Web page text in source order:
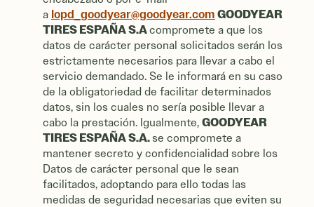
a lopd_goodyear@goodyear.com GOODYEAR
TIRES ESPAÑA S.Acompromete a que los
datos de carácter personal solicitados serán los
estrictamente necesarios para llevar a cabo el
servicio demandado. Se le informará en su caso
de la obligatoriedad de facilitar determinados
datos, sin los cuales no sería posible llevar a
cabo la prestación. Igualmente, GOODYEAR
TIRES ESPAÑA S.A.se compromete a
mantener secreto y confidencialidad sobre los
Datos de carácter personal que le sean
facilitados, adoptando para ello todas las
medidas de seguridad necesarias que eviten su